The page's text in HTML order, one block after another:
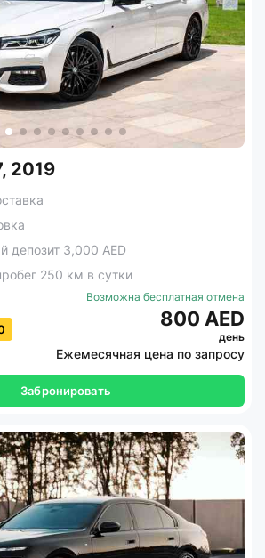
2019
депозит 3,000 AED
250 км в сутки
Возможна бесплатная отмена
800 AED
день
Ежемесячная цена по запросу
Забронировать